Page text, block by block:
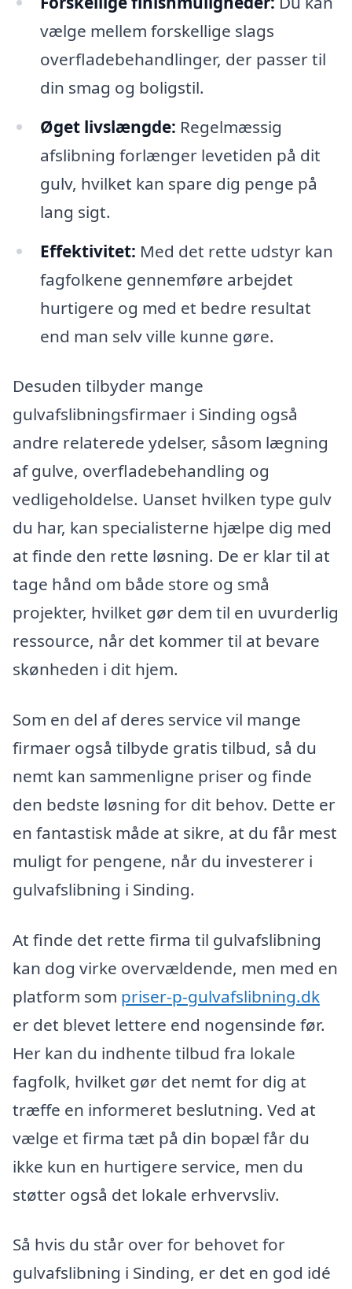
vælge mellem forskellige slags
overfladebehandlinger, der passer til
din smag og boligstil.
Øget livslængde: Regelmæssig
afslibning forlænger levetiden på dit
gulv, hvilket kan spare dig penge på
lang sigt.
Effektivitet: Med det rette udstyr kan
fagfolkene gennemføre arbejdet
hurtigere og med et bedre resultat
end man selv ville kunne gøre.
Desuden tilbyder mange
gulvafslibningsfirmaer i Sinding også
andre relaterede ydelser, såsom lægning
af gulve, overfladebehandling og
vedligeholdelse. Uanset hvilken type gulv
du har, kan specialisterne hjælpe dig med
at finde den rette løsning. De er klar til at
tage hånd om både store og små
projekter, hvilket gør dem til en uvurderlig
ressource, når det kommer til at bevare
skønheden i dit hjem.
Som en del af deres service vil mange
firmaer også tilbyde gratis tilbud, så du
nemt kan sammenligne priser og finde
den bedste løsning for dit behov. Dette er
en fantastisk måde at sikre, at du får mest
muligt for pengene, når du investerer i
gulvafslibning i Sinding.
At finde det rette firma til gulvafslibning
kan dog virke overvældende, men med en
platform som priser-p-gulvafslibning.dk
er det blevet lettere end nogensinde før.
Her kan du indhente tilbud fra lokale
fagfolk, hvilket gør det nemt for dig at
træffe en informeret beslutning. Ved at
vælge et firma tæt på din bopæl får du
ikke kun en hurtigere service, men du
støtter også det lokale erhvervsliv.
Så hvis du står over for behovet for
gulvafslibning i Sinding, er det en god idé